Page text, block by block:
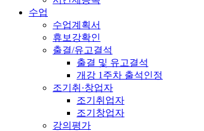
수업
수업계획서
휴보강확인
출결/유고결석
출결 및 유고결석
개강 1주차 출석인정
조기취·창업자
조기취업자
조기창업자
강의평가